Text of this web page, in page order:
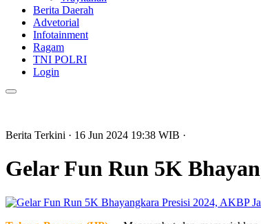
Berita Daerah
Advetorial
Infotainment
Ragam
TNI POLRI
Login
Berita Terkini · 16 Jun 2024 19:38 WIB ·
Gelar Fun Run 5K